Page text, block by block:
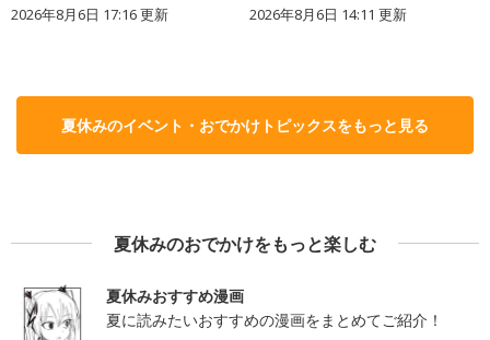
2026年8月6日 17:16更新 2026年8月6日 14:11 更新
夏休みのイベント・おでかけトピックスをもっと見る
夏休みのおでかけをもっと楽しむ
夏休みおすすめ漫画
夏に読みたいおすすめの漫画をまとめてご紹介！